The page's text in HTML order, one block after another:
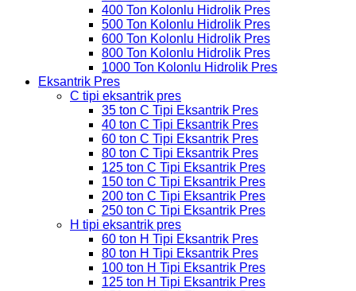
400 Ton Kolonlu Hidrolik Pres
500 Ton Kolonlu Hidrolik Pres
600 Ton Kolonlu Hidrolik Pres
800 Ton Kolonlu Hidrolik Pres
1000 Ton Kolonlu Hidrolik Pres
Eksantrik Pres
C tipi eksantrik pres
35 ton C Tipi Eksantrik Pres
40 ton C Tipi Eksantrik Pres
60 ton C Tipi Eksantrik Pres
80 ton C Tipi Eksantrik Pres
125 ton C Tipi Eksantrik Pres
150 ton C Tipi Eksantrik Pres
200 ton C Tipi Eksantrik Pres
250 ton C Tipi Eksantrik Pres
H tipi eksantrik pres
60 ton H Tipi Eksantrik Pres
80 ton H Tipi Eksantrik Pres
100 ton H Tipi Eksantrik Pres
125 ton H Tipi Eksantrik Pres